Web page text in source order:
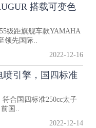
搭载可变色
级距旗舰车款YAMAHA
领先国际..
2022-12-16
喷引擎，国四标准
合国四标准250cc太子
国..
2022-12-14